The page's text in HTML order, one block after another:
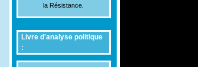
la Résistance.
Livre d'analyse politique
: